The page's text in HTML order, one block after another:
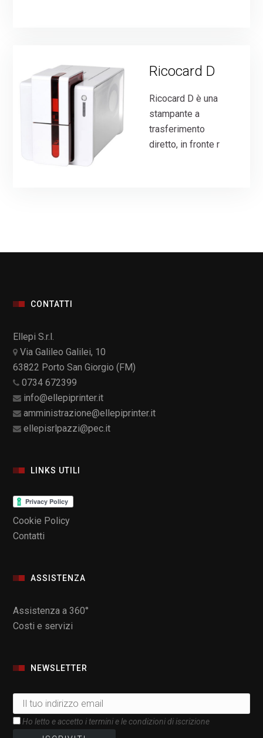
Ricocard D
Ricocard D è una
stampante a
trasferimento
diretto, in fronte r
CONTATTI
Ellepi S.r.l.
Via Galileo Galilei, 10
63822 Porto San Giorgio (FM)
0734 672399
info@ellepiprinter.it
amministrazione@ellepiprinter.it
ellepisrlpazzi@pec.it
LINKS UTILI
Cookie Policy
Contatti
ASSISTENZA
Assistenza a 360°
Costi e servizi
NEWSLETTER
Ho letto e accetto i termini e le condizioni di iscrizione